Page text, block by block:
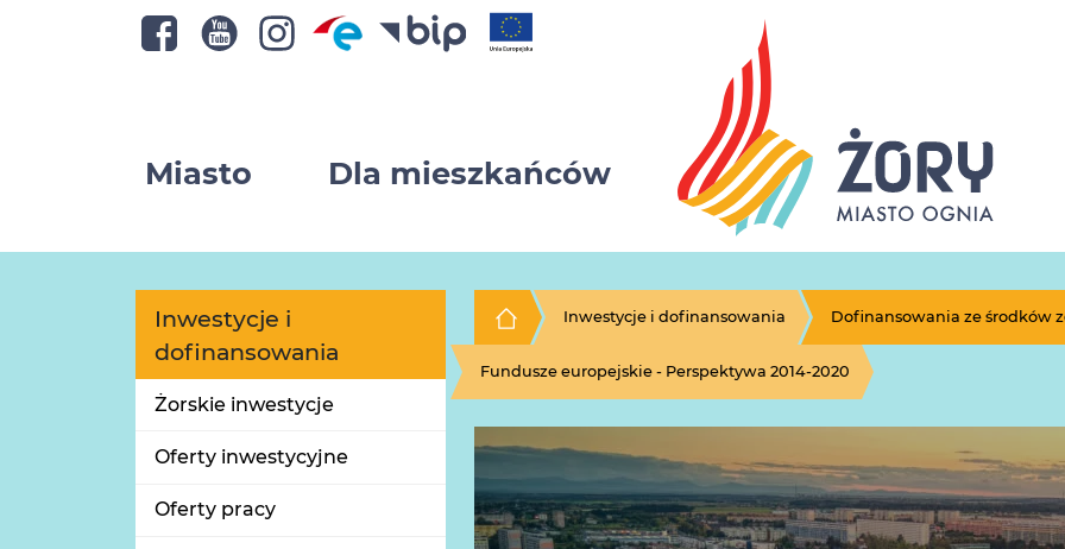
Miasto Dla mieszkańców
Inwestycje i
dofinansowania
Żorskie inwestycje
Oferty inwestycyjne
Oferty pracy
Inwestycje i dofinansowania Dofinansowania ze środków
Fundusze europejskie - Perspektywa 2014-2020